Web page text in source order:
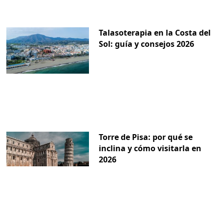
Talasoterapia en la Costa del
Sol: guía y consejos 2026
Torre de Pisa: por qué se
inclina y cómo visitarla en
2026